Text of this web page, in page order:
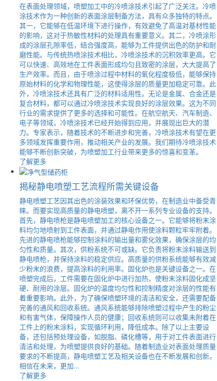
在表面处理领域，喷塑加工中的冷喷涂技术引起了广泛关注。冷喷
涂技术作为一种创新的表面涂层制备方法，具有众多独特的特点。
其一，它能够在低温环境下进行操作，有效避免了高温对基材性能
的影响，这对于热敏性材料的处理具有重要意义。其二，冷喷涂形
成的涂层孔隙率低，结合强度高，能够为工件提供出色的防护和耐
磨性能。与传统热喷涂技术相比，冷喷涂技术的沉积效率更高。它
可以快速、高效地在工件表面形成均匀且致密的涂层，大大提高了
生产效率。而且，由于喷涂过程中材料的氧化程度极低，能够保持
原始材料的化学和物理性能，这使得涂层的质量更加稳定可靠。此
外，冷喷涂技术还具有广泛的材料适用性。无论是金属、合金还是
复合材料，都可以通过冷喷涂技术实现良好的涂层效果。这为不同
行业的需求提供了更多的选择和可能性。在航空航天、汽车制造、
电子等领域，冷喷涂技术已经开始得到应用，并展现出巨大的潜
力。专家表示，随着技术的不断进步和完善，冷喷涂技术有望在更
多领域发挥重要作用，推动相关产业的发展。我们期待冷喷涂技术
能够不断创新突破，为喷塑加工行业带来更多的惊喜和变革。
了解更多
揭秘静电喷塑工艺流程所需关键设备
静电喷塑工艺因其出色的涂装效果和环保优势，在制造业中备受青
睐。而要实现高质量的静电喷塑，离不开一系列专业设备的支持。
首先，静电喷枪是静电喷塑加工的核心设备之一。它能够将粉末涂
料均匀地喷射到工件表面，并通过静电作用使涂料颗粒牢牢附着。
先进的静电喷枪能够控制涂料的输出量和雾化效果，确保涂层的均
匀性和质量。其次，供粉系统不可或缺。它负责将粉末涂料输送到
静电喷枪，并保持涂料的稳定供应。高质量的供粉系统能够有效减
少粉末的浪费，提高涂料的利用率。固化炉也是关键设备之一。在
喷塑完成后，工件需要在固化炉中进行加热，使粉末涂料固化成坚
硬、耐用的涂层。固化炉的温度均匀性和控制精度对涂层的性能有
着重要影响。此外，为了确保喷塑环境的清洁和安全，还需要配备
完善的通风和回收系统。通风系统能够排除喷塑过程中产生的粉尘
和有害气体，保障操作人员的健康；回收系统则可以收集未附着在
工件上的粉末涂料，实现循环利用，降低成本。除了以上主要设
备，还包括预处理设备，如脱脂、磷化槽等，用于对工件表面进行
清洁和处理，为喷塑提供良好的基础。随着制造业对表面处理质量
要求的不断提高，静电喷塑工艺及相关设备也在不断发展和创新。
相信在未来，更加...
了解更多